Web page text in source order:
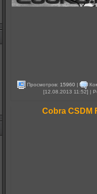
Просмотров: 15960 |
[12.08.2013 11:52] |
Cobra CSDM